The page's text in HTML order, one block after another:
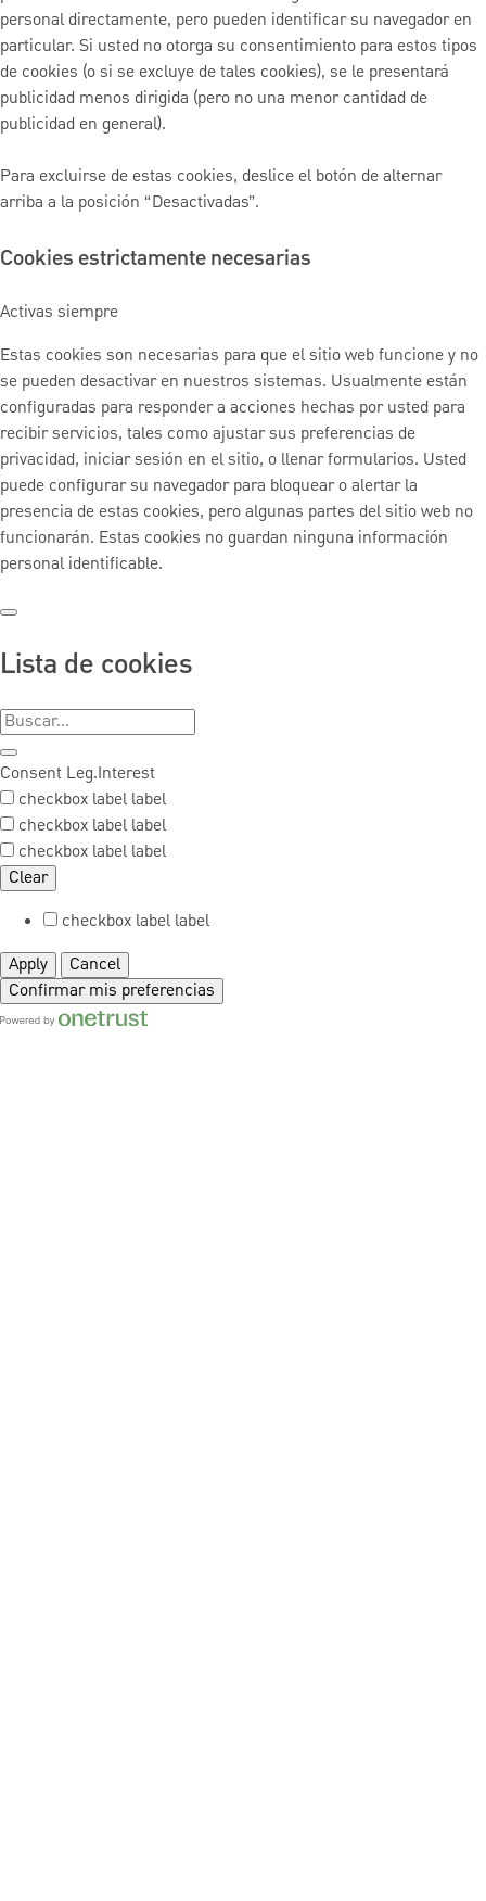
personal directamente, pero pueden identificar su navegador en
particular. Si usted no otorga su consentimiento para estos tipos
de cookies (o si se excluye de tales cookies), se le presentará
publicidad menos dirigida (pero no una menor cantidad de
publicidad en general).
Para excluirse de estas cookies, deslice el botón de alternar
arriba a la posición “Desactivadas”.
Cookies estrictamente necesarias
Activas siempre
Estas cookies son necesarias para que el sitio web funcione y no
se pueden desactivar en nuestros sistemas. Usualmente están
configuradas para responder a acciones hechas por usted para
recibir servicios, tales como ajustar sus preferencias de
privacidad, iniciar sesión en el sitio, o llenar formularios. Usted
puede configurar su navegador para bloquear o alertar la
presencia de estas cookies, pero algunas partes del sitio web no
funcionarán. Estas cookies no guardan ninguna información
personal identificable.
Lista de cookies
Consent Leg.Interest
checkbox label label
checkbox label label
checkbox label label
Clear
checkbox label label
Apply
Cancel
Confirmar mis preferencias